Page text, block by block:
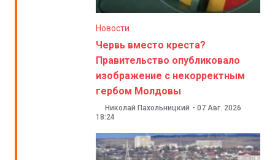
Новости
Червь вместо креста?
Правительство опубликовало
изображение с некорректным
гербом Молдовы
Николай Пахольницкий - 07 Авг. 2026
18:24